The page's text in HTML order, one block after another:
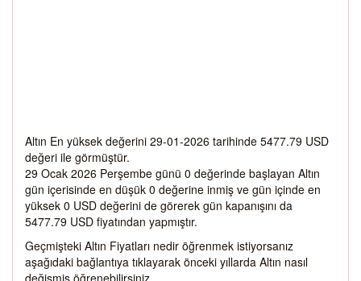
Altın En yüksek değerini 29-01-2026 tarihinde 5477.79 USD
değeri ile görmüştür.
29 Ocak 2026 Perşembe günü 0 değerinde başlayan Altın
gün içerisinde en düşük 0 değerine inmiş ve gün içinde en
yüksek 0 USD değerini de görerek gün kapanışını da
5477.79 USD fiyatından yapmıştır.
Geçmişteki Altın Fiyatları nedir öğrenmek istiyorsanız
aşağıdaki bağlantıya tıklayarak önceki yıllarda Altın nasıl
değişmiş öğrenebilirsiniz.